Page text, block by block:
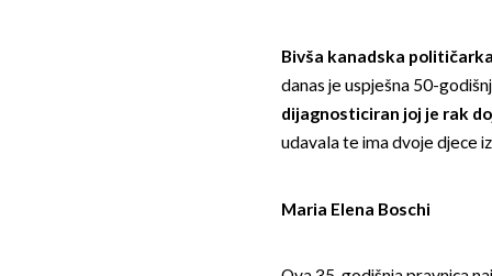
Bivša kanadska
danas je uspješna 50-
dijagnosticiran joj je rak
udavala te ima dvoje djece
Maria Elena Boschi